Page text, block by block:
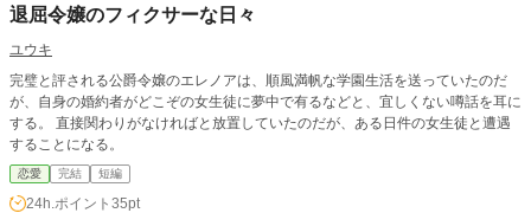
退屈令嬢のフィクサーな日々
ユウキ
完璧と評される公爵令嬢のエレノアは、順風満帆な学園生活を送っていたのだ
が、自身の婚約者がどこぞの女生徒に夢中で有るなどと、宜しくない噂話を耳に
する。 直接関わりがなければと放置していたのだが、ある日件の女生徒と遭遇
することになる。
恋愛 完結 短編
24h.ポイント 35pt